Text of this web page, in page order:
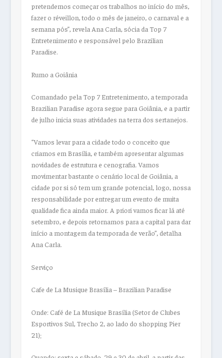
pretendemos começar os trabalhos no início do mês,
fazer o réveillon, todo o mês de janeiro, o carnaval e a
semana pós”, revela Ana Carla, sócia da Top 7
Entretenimento e responsável pelo Brazilian
Paradise.
Rumo a Goiânia
Comandado pela Top 7 Entretenimento, a temporada
Brazilian Paradise agora segue para Goiânia, e a partir
de julho inicia suas atividades na terra dos sertanejos.
“Vamos levar para a cidade todo o conceito que
criamos em Brasília, e também apresentar algumas
novidades de estrutura e cenografia. Vamos
movimentar bastante o cenário local de Goiânia, a
cidade por si só tem um grande potencial, logo, nossa
responsabilidade por entregar um evento de muita
qualidade fica ainda maior. A priori vamos ficar lá até
setembro, e depois retornamos para a capital para dar
início a montagem da temporada de verão”, detalha
Ana Carla.
Serviço
Cafe de La Musique Brasília – Brazilian Paradise
Onde: Café de La Musique Brasília (Setor de Clubes
Esportivos Sul, Trecho 2, ao lado do shopping Pier
21);